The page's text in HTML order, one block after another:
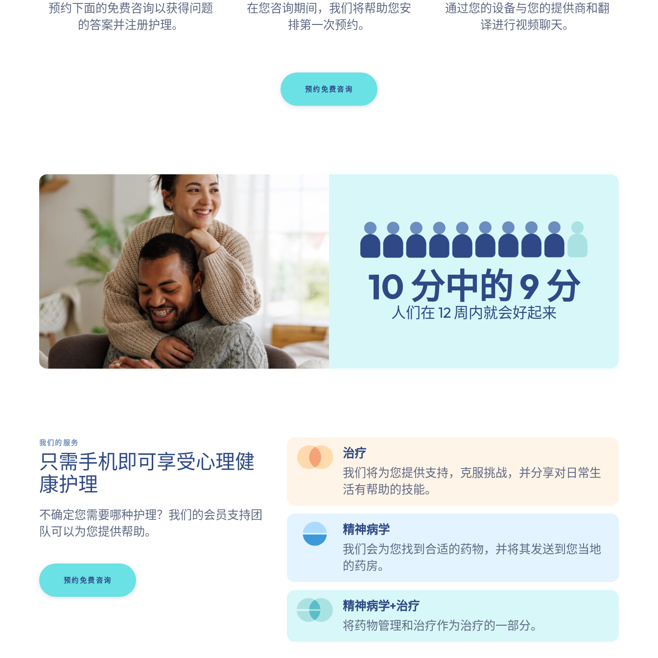
预约下面的免费咨询以获得问题
的答案并注册护理。
在您咨询期间，我们将帮助您安
排第一次预约。
通过您的设备与您的提供商和翻
译进行视频聊天。
预约免费咨询
10 分中的 9 分
人们在 12 周内就会好起来
我们的服务
只需手机即可享受心理健
康护理
不确定您需要哪种护理？我们的会员支持团
队可以为您提供帮助。
预约免费咨询
治疗
我们将为您提供支持，克服挑战，并分享对日常生
活有帮助的技能。
精神病学
我们会为您找到合适的药物，并将其发送到您当地
的药房。
精神病学+治疗
将药物管理和治疗作为治疗的一部分。